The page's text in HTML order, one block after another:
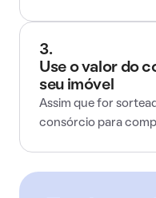
3.
Use o valor do
seu imóvel
Assim que for
consórcio para